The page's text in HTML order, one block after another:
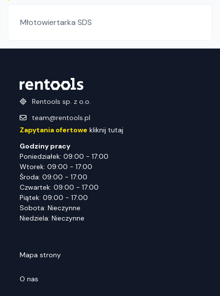
Młotowiertarka SDS
Rentools sp. z o.o.
team@rentools.pl
Zapytania ofertowe kliknij tutaj
Godziny pracy
Poniedziałek: 09:00 - 17:00
Wtorek: 09:00 - 17:00
Środa: 09:00 - 17:00
Czwartek: 09:00 - 17:00
Piątek: 09:00 - 17:00
Sobota: Nieczynne
Niedziela: Nieczynne
Mapa strony
O nas